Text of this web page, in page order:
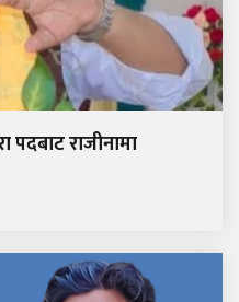
पदबाट राजीनामा